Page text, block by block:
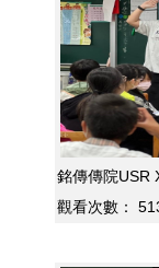
銘傳傳院USR
觀看次數：